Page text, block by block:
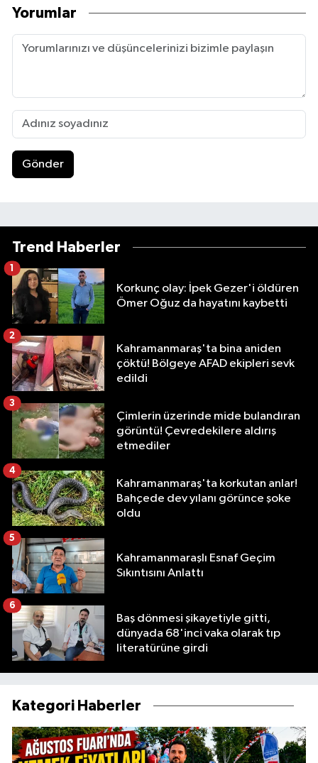
Yorumlar
Gönder
Trend Haberler
Korkunç olay: İpek Gezer'i öldüren
Ömer Oğuz da hayatını kaybetti
1
Kahramanmaraş'ta bina aniden
çöktü! Bölgeye AFAD ekipleri sevk
edildi
2
Çimlerin üzerinde mide bulandıran
görüntü! Çevredekilere aldırış
etmediler
3
Kahramanmaraş'ta korkutan anlar!
Bahçede dev yılanı görünce şoke
oldu
4
Kahramanmaraşlı Esnaf Geçim
Sıkıntısını Anlattı
5
Baş dönmesi şikayetiyle gitti,
dünyada 68'inci vaka olarak tıp
literatürüne girdi
6
Kategori Haberler